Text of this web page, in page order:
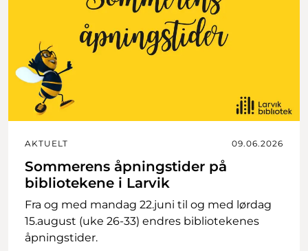
AKTUELT 09.06.2026
Sommerens åpningstider på
bibliotekene i Larvik
Fra og med mandag 22.juni til og med lørdag
15.august (uke 26-33) endres bibliotekenes
åpningstider.